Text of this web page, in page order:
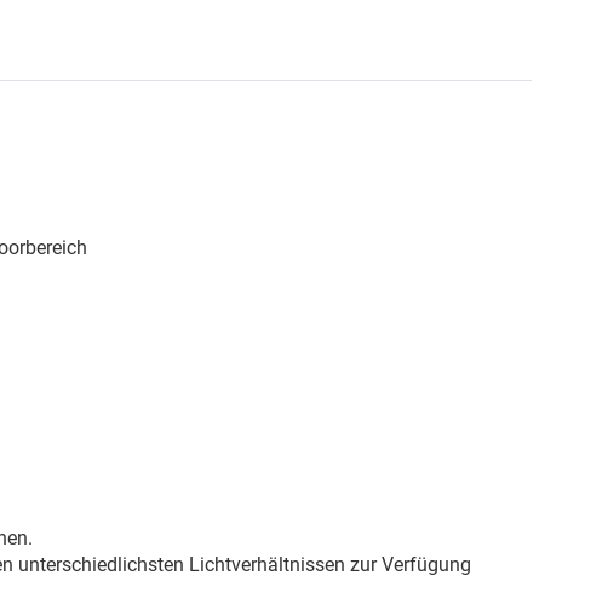
unterschiedlichsten Lichtverhältnissen zur Verfügung